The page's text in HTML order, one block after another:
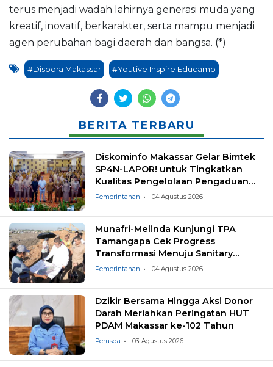
terus menjadi wadah lahirnya generasi muda yang
kreatif, inovatif, berkarakter, serta mampu menjadi
agen perubahan bagi daerah dan bangsa. (*)
#Dispora Makassar #Youtive Inspire Educamp
BERITA TERBARU
Diskominfo Makassar Gelar Bimtek
SP4N-LAPOR! untuk Tingkatkan
Kualitas Pengelolaan Pengaduan
Masyarakat
Pemerintahan 04 Agustus 2026
Munafri-Melinda Kunjungi TPA
Tamangapa Cek Progress
Transformasi Menuju Sanitary
Landfill
Pemerintahan 04 Agustus 2026
Dzikir Bersama Hingga Aksi Donor
Darah Meriahkan Peringatan HUT
PDAM Makassar ke-102 Tahun
Perusda 03 Agustus 2026